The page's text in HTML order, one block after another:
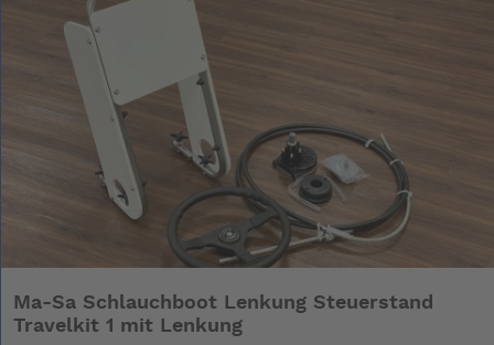
Ma-Sa Schlauchboot Lenkung Steuerstand
Travelkit 1 mit Lenkung